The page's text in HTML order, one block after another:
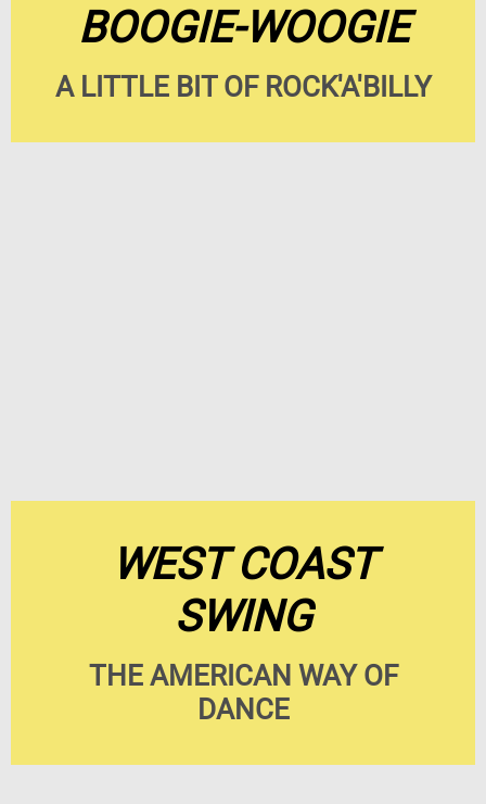
BOOGIE-WOOGIE
A LITTLE BIT OF ROCK'A'BILLY
WEST COAST
SWING
THE AMERICAN WAY OF
DANCE